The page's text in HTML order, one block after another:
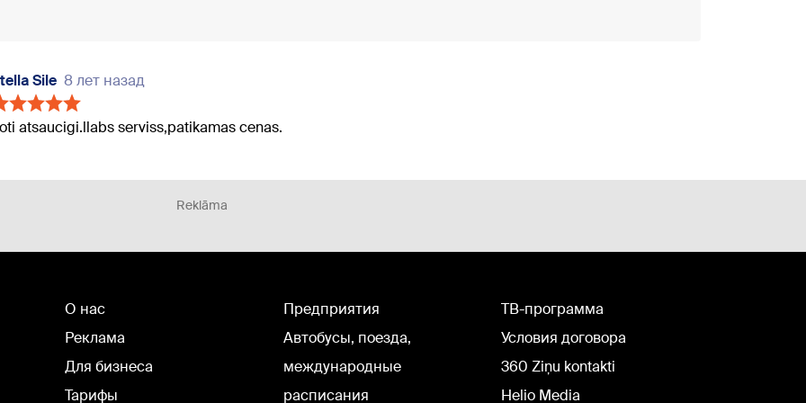
Sile 8 лет назад
atsaucigi.llabs serviss,patikamas cenas.
Reklāma
О нас
Реклама
Для бизнеса
Тарифы
Предприятия
Автобусы, поезда,
международные
расписания
TВ-программа
Условия договора
360 Ziņu kontakti
Helio Media